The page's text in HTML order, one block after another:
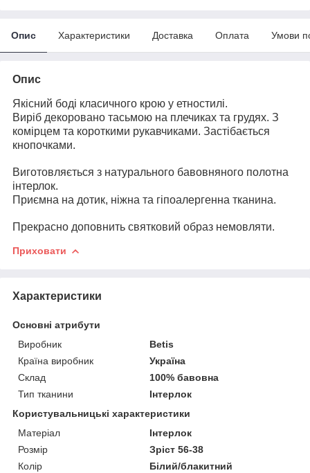
Опис Характеристики Доставка Оплата Умови
Опис
Якісний боді класичного крою у етностилі.
Виріб декоровано тасьмою на плечиках та грудях. З
комірцем та короткими рукавчиками. Застібається
кнопочками.
Виготовляється з натурального бавовняного полотна
інтерлок.
Приємна на дотик, ніжна та гіпоалергенна тканина.
Прекрасно доповнить святковий образ немовляти.
Приховати
Характеристики
Основні атрибути
Виробник
Betis
Країна виробник
Україна
Склад
100% бавовна
Тип тканини
Інтерлок
Користувальницькі характеристики
Матеріал
Інтерлок
Розмір
Зріст 56-38
Колір
Білий/блакитний